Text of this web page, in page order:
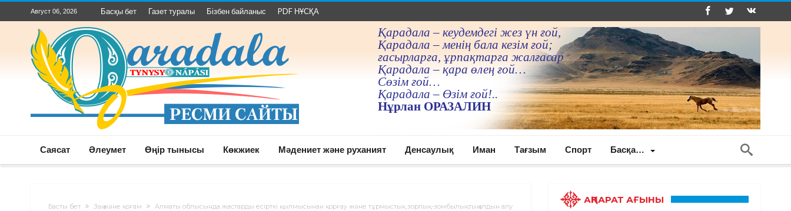
Август 06, 2026 Басқы бет Газет туралы Бізбен байланыс PDF НҰСҚА
Қарадала – кеудемдегi жез үн ғой,
Қарадала – менiң бала кезiм ғой;
ғасырларға, ұрпақтарға жалғасар
Қарадала – қара өлең ғой…
Сөзiм ғой…
Қарадала – Өзiм ғой!..
Нұрлан ОРАЗАЛИН
Саясат Әлеумет Өңір тынысы Көкжиек Мәдениет және руханият Денсаулық Иман Тағзым Спорт Басқа…
Басты бет Заң және қоғам
Алматы облысында жастарды есірткі қылмысынан қорғау және тұрмыстық зорлық-зомбылықтың алдын алу
АҚПАРАТ АҒЫНЫ